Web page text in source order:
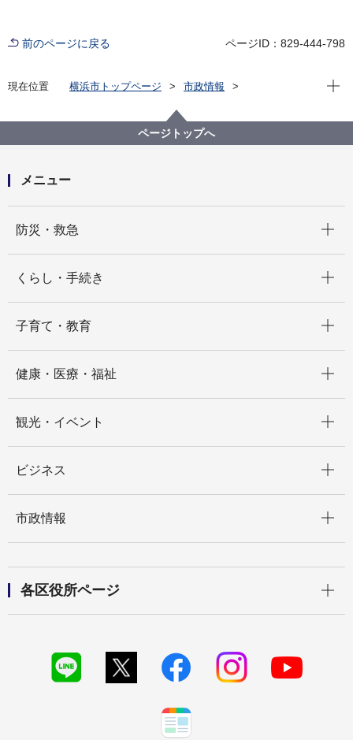
前のページに戻る ページID：829-444-798
現在位置 横浜市トップページ
市政情報
会計年度任用職員採用募集
【健康福祉局松風学園】会計年度任用職員（月額：夜
間支援員）募集案内（令和８年５月以降 毎月１日採
現在
ページトップへ
メニュー
防災・救急
くらし・手続き
子育て・教育
健康・医療・福祉
観光・イベント
ビジネス
市政情報
各区役所ページ